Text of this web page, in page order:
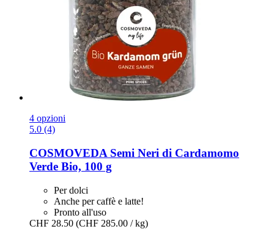
4 opzioni
5.0 (4)
COSMOVEDA Semi Neri di Cardamomo
Verde Bio, 100 g
Per dolci
Anche per caffè e latte!
Pronto all'uso
CHF 28.50 (CHF 285.00 / kg)